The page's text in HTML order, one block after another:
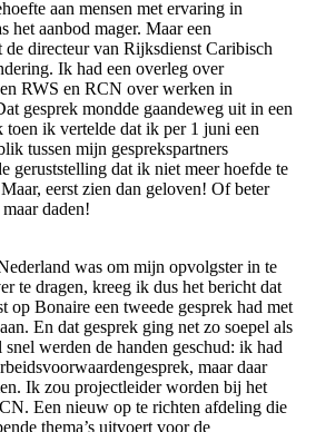
aan mensen met ervaring in
het aanbod mager. Maar een
directeur van Rijksdienst Caribisch
Ik had een overleg over
RWS en RCN over werken in
gesprek mondde gaandeweg uit in een
toen ik vertelde dat ik per 1 juni een
tussen mijn gesprekspartners
geruststelling dat ik niet meer hoefde te
eerst zien dan geloven! Of beter
daden!
was om mijn opvolgster in te
te dragen, kreeg ik dus het bericht dat
op Bonaire een tweede gesprek had met
En dat gesprek ging net zo soepel als
snel werden de handen geschud: ik had
maar daar
Ik zou projectleider worden bij het
Een nieuw op te richten afdeling die
thema’s uitvoert voor de